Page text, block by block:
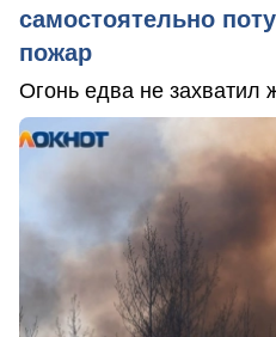
самостоятельно
пожар
Огонь едва не захватил